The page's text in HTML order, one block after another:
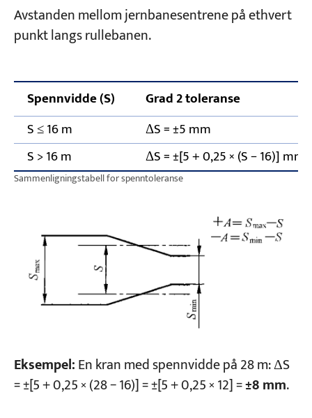
Avstanden mellom jernbanesentrene på ethvert
punkt langs rullebanen.
Spennvidde (S)
Grad 2 toleranse
S ≤ 16 m
ΔS = ±5 mm
S > 16 m
ΔS = ±[5 + 0,25 × (S − 16)]
Sammenligningstabell for spenntoleranse
Eksempel:En kran med spennvidde på 28 m: ΔS
= ±[5 + 0,25 × (28 − 16)] = ±[5 + 0,25 × 12] =±8 mm.